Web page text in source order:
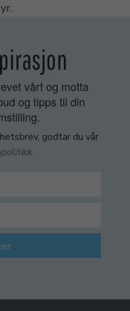
vårt og motta
og tipps til din
godtar du vår